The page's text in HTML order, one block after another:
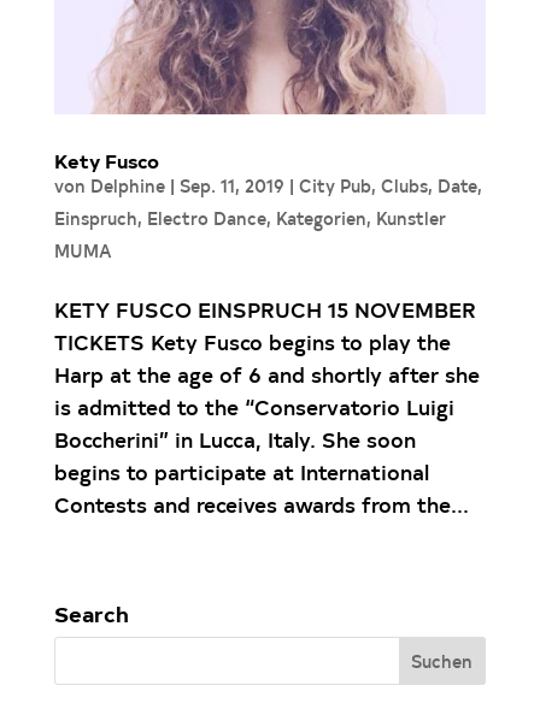
Kety Fusco
von Delphine| Sep. 11, 2019 | City Pub, Clubs, Date,
Einspruch, Electro Dance, Kategorien, Kunstler
MUMA
KETY FUSCO EINSPRUCH 15 NOVEMBER
TICKETS Kety Fusco begins to play the
Harp at the age of 6 and shortly after she
is admitted to the “Conservatorio Luigi
Boccherini” in Lucca, Italy. She soon
begins to participate at International
Contests and receives awards from the...
Search